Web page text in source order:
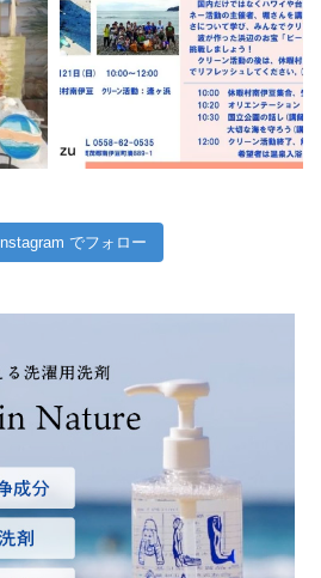
Instagram でフォロー